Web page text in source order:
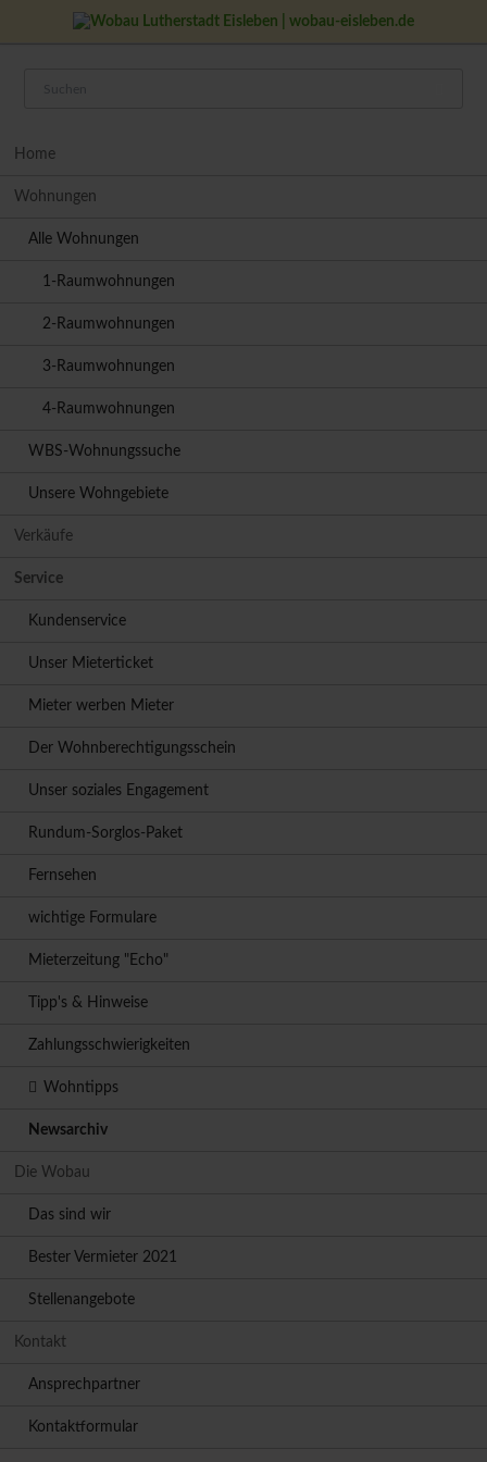
Home
Wohnungen
Alle Wohnungen
1-Raumwohnungen
2-Raumwohnungen
3-Raumwohnungen
4-Raumwohnungen
WBS-Wohnungssuche
Unsere Wohngebiete
Verkäufe
Service
Kundenservice
Unser Mieterticket
Mieter werben Mieter
Der Wohnberechtigungsschein
Unser soziales Engagement
Rundum-Sorglos-Paket
Fernsehen
wichtige Formulare
Mieterzeitung "Echo"
Tipp's & Hinweise
Zahlungsschwierigkeiten
Wohntipps
Newsarchiv
Die Wobau
Das sind wir
Bester Vermieter 2021
Stellenangebote
Kontakt
Ansprechpartner
Kontaktformular